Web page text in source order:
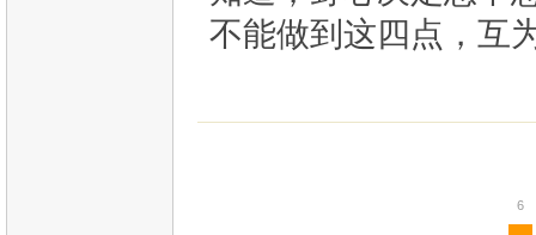
不能做到这四点，互
6